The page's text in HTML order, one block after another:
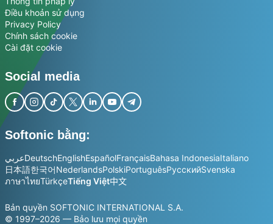
Điều khoản sử dụng
Privacy Policy
Chính sách cookie
Cài đặt cookie
Social media
Softonic bằng:
عربيDeutschEnglishEspañolFrançaisBahasa IndonesiaItaliano
日本語한국어NederlandsPolskiPortuguêsРусскийSvenska
ภาษาไทยTürkçeTiếng Việt中文
Bản quyền SOFTONIC INTERNATIONAL S.A.
© 1997–2026 — Bảo lưu mọi quyền